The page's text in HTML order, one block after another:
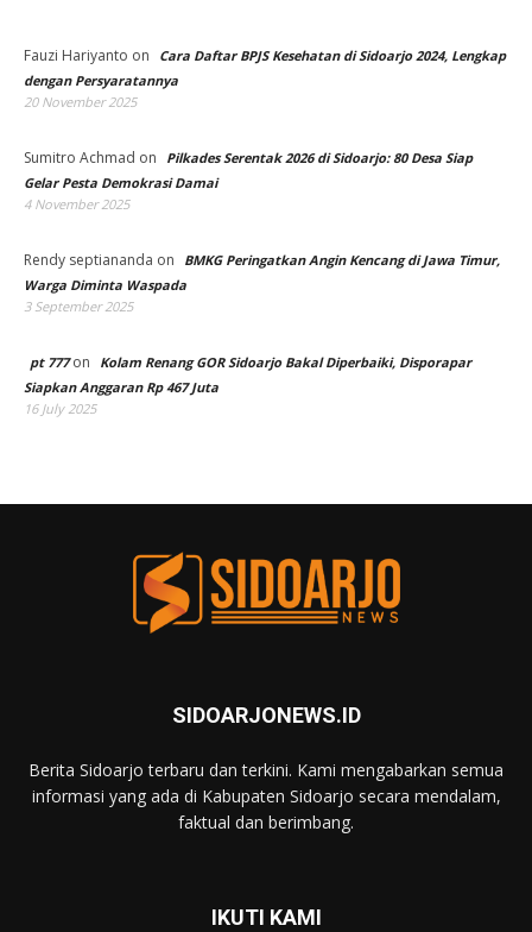
Fauzi Hariyanto on
Cara Daftar BPJS Kesehatan di Sidoarjo 2024, Lengkap
dengan Persyaratannya
20 November 2025
Sumitro Achmad on
Pilkades Serentak 2026 di Sidoarjo: 80 Desa Siap
Gelar Pesta Demokrasi Damai
4 November 2025
Rendy septiananda on
BMKG Peringatkan Angin Kencang di Jawa Timur,
Warga Diminta Waspada
3 September 2025
pt 777on
Kolam Renang GOR Sidoarjo Bakal Diperbaiki, Disporapar
Siapkan Anggaran Rp 467 Juta
16 July 2025
SIDOARJONEWS.ID
Berita Sidoarjo terbaru dan terkini. Kami mengabarkan semua
informasi yang ada di Kabupaten Sidoarjo secara mendalam,
faktual dan berimbang.
IKUTI KAMI